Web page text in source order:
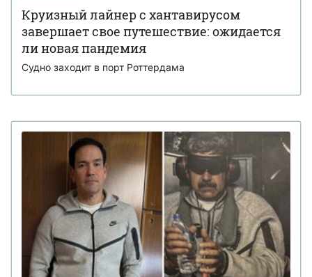
Круизный лайнер с хантавирусом
завершает свое путешествие: ожидается
ли новая пандемия
Судно заходит в порт Роттердама